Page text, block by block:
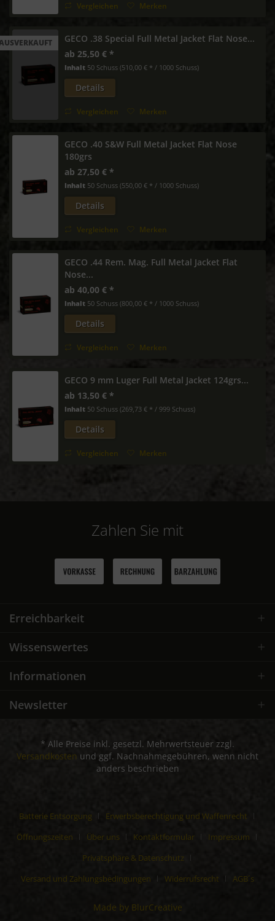
Vergleichen Merken
GECO .38 Special Full Metal Jacket Flat Nose...
ab 25,50 € *
Inhalt 50 Schuss (510,00 € * / 1000 Schuss)
Details
Vergleichen Merken
GECO .40 S&W Full Metal Jacket Flat Nose
180grs
ab 27,50 € *
Inhalt 50 Schuss (550,00 € * / 1000 Schuss)
Details
Vergleichen Merken
GECO .44 Rem. Mag. Full Metal Jacket Flat
Nose...
ab 40,00 € *
Inhalt 50 Schuss (800,00 € * / 1000 Schuss)
Details
Vergleichen Merken
GECO 9 mm Luger Full Metal Jacket 124grs...
ab 13,50 € *
Inhalt 50 Schuss (269,73 € * / 999 Schuss)
Details
Vergleichen Merken
Zahlen Sie mit
Erreichbarkeit
Wissenswertes
Informationen
Newsletter
* Alle Preise inkl. gesetzl. Mehrwertsteuer zzgl.
Versandkosten und ggf. Nachnahmegebühren, wenn nicht
anders beschrieben
Batterie Entsorgung
Erwerbsberechtigung und Waffenrecht
Öffnungszeiten
Über uns Kontaktformular
Impressum
Privatsphäre & Datenschutz
Versand und Zahlungsbedingungen
Widerrufsrecht AGB´s
Made by BlurCreative